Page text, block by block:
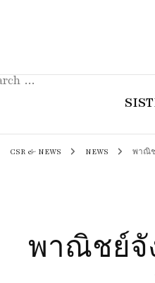
CSR & NEWS NEWS พาณิช
พาณิชย์จั